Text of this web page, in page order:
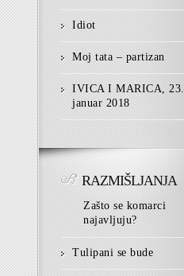
Idiot
Moj tata – partizan
IVICA I MARICA, 23.
januar 2018
RAZMIŠLJANJA
Zašto se komarci
najavljuju?
Tulipani se bude